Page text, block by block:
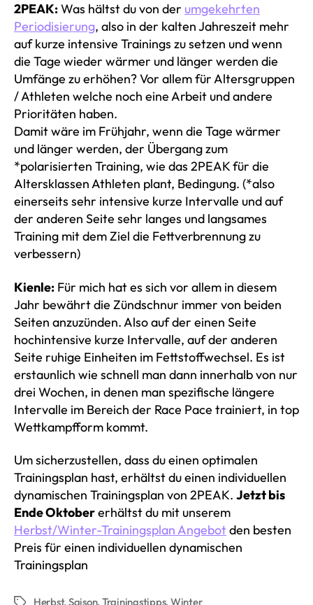
2PEAK:Was hältst du von der umgekehrten
Periodisierung, also in der kalten Jahreszeit mehr
auf kurze intensive Trainings zu setzen und wenn
die Tage wieder wärmer und länger werden die
Umfänge zu erhöhen? Vor allem für Altersgruppen
/ Athleten welche noch eine Arbeit und andere
Prioritäten haben.
Damit wäre im Frühjahr, wenn die Tage wärmer
und länger werden, der Übergang zum
*polarisierten Training, wie das 2PEAK für die
Altersklassen Athleten plant, Bedingung. (*also
einerseits sehr intensive kurze Intervalle und auf
der anderen Seite sehr langes und langsames
Training mit dem Ziel die Fettverbrennung zu
verbessern)
Kienle: Für mich hat es sich vor allem in diesem
Jahr bewährt die Zündschnur immer von beiden
Seiten anzuzünden. Also auf der einen Seite
hochintensive kurze Intervalle, auf der anderen
Seite ruhige Einheiten im Fettstoffwechsel. Es ist
erstaunlich wie schnell man dann innerhalb von nur
drei Wochen, in denen man spezifische längere
Intervalle im Bereich der Race Pace trainiert, in top
Wettkampfform kommt.
Um sicherzustellen, dass du einen optimalen
Trainingsplan hast, erhältst du einen individuellen
dynamischen Trainingsplan von 2PEAK. Jetzt bis
Ende Oktobererhältst du mit unserem
Herbst/Winter-Trainingsplan Angebotden besten
Preis für einen individuellen dynamischen
Trainingsplan
Herbst, Saison, Trainingstipps, Winter